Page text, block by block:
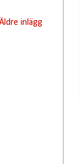
inlägg